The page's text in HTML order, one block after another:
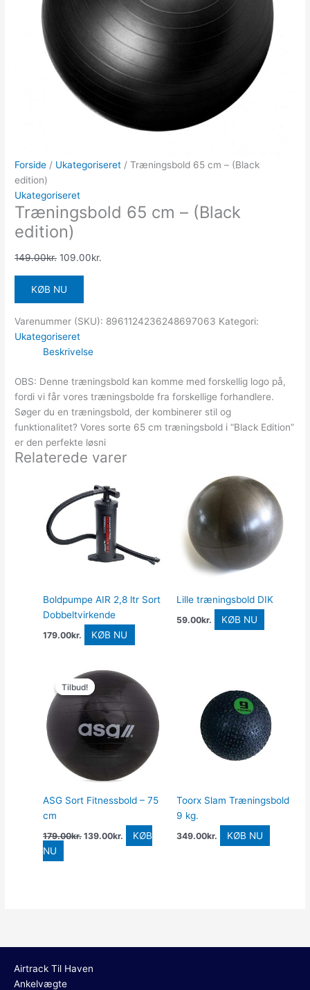
Forside / Ukategoriseret / Træningsbold 65 cm – (Black
edition)
Ukategoriseret
Træningsbold 65 cm – (Black
edition)
149.00kr. 109.00kr.
KØB NU
Varenummer (SKU): 8961124236248697063 Kategori:
Ukategoriseret
Beskrivelse
OBS: Denne træningsbold kan komme med forskellig logo på,
fordi vi får vores træningsbolde fra forskellige forhandlere.
Søger du en træningsbold, der kombinerer stil og
funktionalitet? Vores sorte 65 cm træningsbold i “Black Edition”
er den perfekte løsni
Relaterede varer
Boldpumpe AIR 2,8 ltr Sort
Dobbeltvirkende
179.00kr. KØB NU
Lille træningsbold DIK
59.00kr. KØB NU
Tilbud!
Tilbud!
ASG Sort Fitnessbold – 75
cm
179.00kr.
Den
oprindelige
pris
var:
179.00kr..
139.00kr.
aktuelle
139.00kr..
KØB
NU
Toorx Slam Træningsbold
9 kg.
349.00kr. KØB NU
Airtrack Til Haven
Ankelvægte